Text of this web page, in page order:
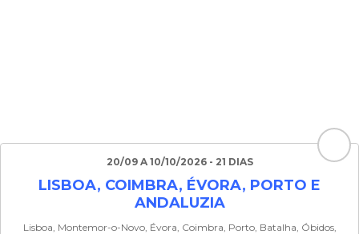
20/09 A 10/10/2026 - 21 DIAS
LISBOA, COIMBRA, ÉVORA, PORTO E
ANDALUZIA
Lisboa, Montemor-o-Novo, Évora, Coimbra, Porto, Batalha, Óbidos,